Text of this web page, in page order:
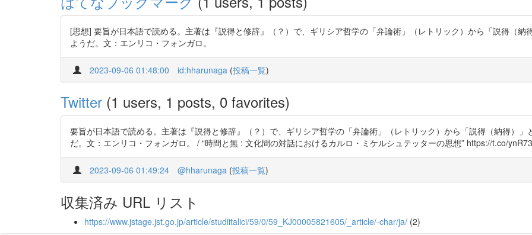
[思想] 要旨が日本語で読める。主著は『説得と修辞』（？）で、ギリシア哲学の「弁論術」（レトリック）から「説得（
ようだ。文：エンリコ・フォンガロ。
2023-09-06 01:48:00 id:hharunaga (投稿一覧)
Twitter (1 users, 1 posts, 0 favorites)
要旨が日本語で読める。主著は『説得と修辞』（？）で、ギリシア哲学の「弁論術」（レトリック）から「説得（納得）
だ。文：エンリコ・フォンガロ。 / “時間と無 : 文化間の対話におけるカルロ・ミケルシュテッターの思想” https://t.co/
2023-09-06 01:49:24 @hharunaga (投稿一覧)
収集済み URL リスト
https://www.jstage.jst.go.jp/article/studiitalici/59/0/59_KJ00005821605/_article/-char/ja/ (2)